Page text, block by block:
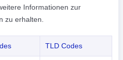
Informationen zur
zu erhalten.
TLD Codes